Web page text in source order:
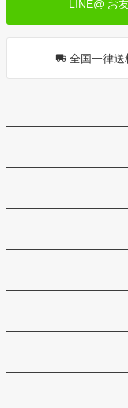
LINE@ お
全国一律